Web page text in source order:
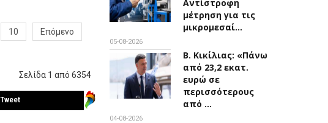
10 Επόμενο
Σελίδα 1 από 6354
Tweet
Αντίστροφη
μέτρηση για τις
μικρομεσαί…
05-08-2026
Β. Κικίλιας: «Πάνω
από 23,2 εκατ.
ευρώ σε
περισσότερους
από …
04-08-2026